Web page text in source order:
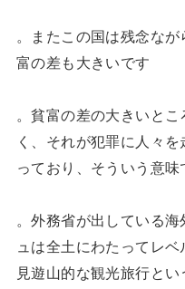
。またこの国は残念な
富の差も大きいです
。貧富の差の大きいと
く、それが犯罪に人々
っており、そういう意
。外務省が出している
ュは全土にわたってレ
見遊山的な観光旅行と